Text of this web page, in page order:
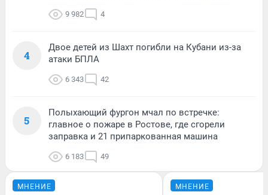
9 982 4
4
Двое детей из Шахт погибли на Кубани из-за
атаки БПЛА
6 343 42
5
Полыхающий фургон мчал по встречке:
главное о пожаре в Ростове, где сгорели
заправка и 21 припаркованная машина
6 183 49
МНЕНИЕ МНЕНИЕ